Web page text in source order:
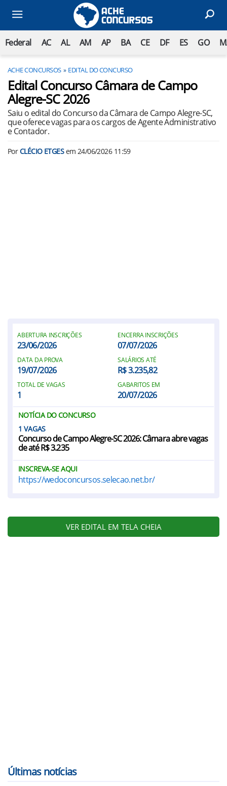
Federal AC AL AM AP BA CE DF ES GO
ACHE CONCURSOS EDITAL DO CONCURSO
Edital Concurso Câmara de Campo
Alegre-SC 2026
Saiu o edital do Concurso da Câmara de Campo Alegre-SC,
que oferece vagas para os cargos de Agente Administrativo
e Contador.
PorCLÉCIO ETGESem 24/06/2026 11:59
ABERTURA INSCRIÇÕES
23/06/2026
ENCERRA INSCRIÇÕES
07/07/2026
DATA DA PROVA
19/07/2026
SALÁRIOS ATÉ
R$ 3.235,82
TOTAL DE VAGAS
1
GABARITOS EM
20/07/2026
NOTÍCIA DO CONCURSO
1
Concurso de Campo Alegre-SC 2026: Câmara abre vagas
de até R$ 3.235
INSCREVA-SE AQUI
https://wedoconcursos.selecao.net.br/
VER EDITAL EM TELA CHEIA
Últimas notícias